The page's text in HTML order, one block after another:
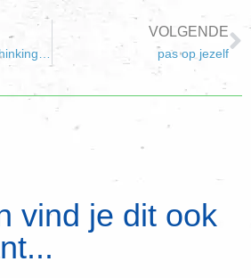
VOLGENDE
pas op jezelf
vind je dit ook